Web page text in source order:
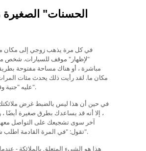
في كل مرة يذهب زوجي إلى مكان
"لإظهار" موقف للسيارات. شخص
مباشرة ، أو هناك مساحة مفتوحة
مكان ما. لقد رأيت ذلك يحدث مئات
عليه "جنية وقوف السيارات".
في حين أن هذا ليس بالضبط غرض
، إلا أنه قد يساعدك بطرق صغيرة أيضًا
آخر سوى تشجيعك على التواصل
تقول: "في المرة القادمة اطلب شيئًا أكثر جدوى".
هذا هو الشيء المتعلق بالملائكة -